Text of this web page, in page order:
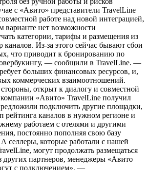
с «Авито» представители TravelLine
работе над новой интеграцией,
варианте нет возможности
категории, тарифы и размещения из
Из-за этого сейчас бывают сбои
что приводит к бронированию по
— сообщили в TravelLine. —
больших финансовых ресурсов, и,
коммерческих взаимоотношений.
открыт к диалогу и совместной
«Авито» TravelLine получил
подключить другие площадки,
рейтинга каналов в нужном регионе и
работаем с отелями и другими
постоянно пополняя свою базу
селлеры, которые работали с нашей
могут продолжать размещаться
других партнеров, менеджеры «Авито
с подключением», —